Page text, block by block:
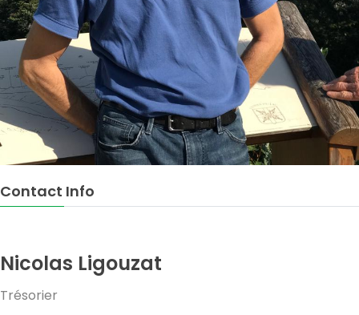
Contact Info
Nicolas Ligouzat
Trésorier